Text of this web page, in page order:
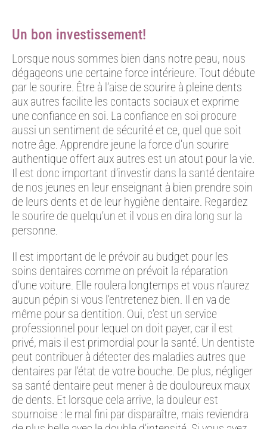
Un bon investissement!
Lorsque nous sommes bien dans notre peau, nous
dégageons une certaine force intérieure. Tout débute
par le sourire. Être à l’aise de sourire à pleine dents
aux autres facilite les contacts sociaux et exprime
une confiance en soi. La confiance en soi procure
aussi un sentiment de sécurité et ce, quel que soit
notre âge. Apprendre jeune la force d’un sourire
authentique offert aux autres est un atout pour la vie.
Il est donc important d’investir dans la santé dentaire
de nos jeunes en leur enseignant à bien prendre soin
de leurs dents et de leur hygiène dentaire. Regardez
le sourire de quelqu’un et il vous en dira long sur la
personne.
Il est important de le prévoir au budget pour les
soins dentaires comme on prévoit la réparation
d’une voiture. Elle roulera longtemps et vous n’aurez
aucun pépin si vous l’entretenez bien. Il en va de
même pour sa dentition. Oui, c’est un service
professionnel pour lequel on doit payer, car il est
privé, mais il est primordial pour la santé. Un dentiste
peut contribuer à détecter des maladies autres que
dentaires par l’état de votre bouche. De plus, négliger
sa santé dentaire peut mener à de douloureux maux
de dents. Et lorsque cela arrive, la douleur est
sournoise : le mal fini par disparaître, mais reviendra